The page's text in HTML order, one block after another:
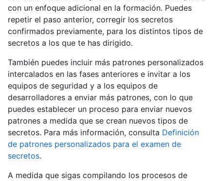
con un enfoque adicional en la formación. Puedes
repetir el paso anterior, corregir los secretos
confirmados previamente, para los distintos tipos de
secretos a los que te has dirigido.
También puedes incluir más patrones personalizados
intercalados en las fases anteriores e invitar a los
equipos de seguridad y a los equipos de
desarrolladores a enviar más patrones, con lo que
puedes establecer un proceso para enviar nuevos
patrones a medida que se crean nuevos tipos de
secretos. Para más información, consulta Definición
de patrones personalizados para el examen de
secretos.
A medida que sigas compilando los procesos de